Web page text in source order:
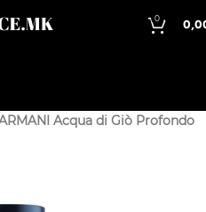
0
Acqua di Giò Profondo